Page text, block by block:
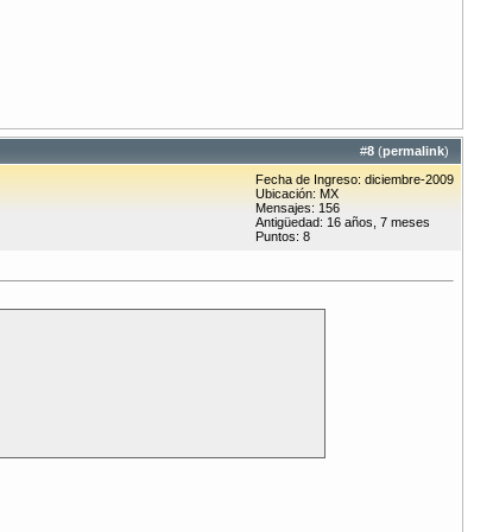
#8 (permalink)
Fecha de Ingreso: diciembre-2009
Ubicación: MX
Mensajes: 156
Antigüedad: 16 años, 7 meses
Puntos: 8